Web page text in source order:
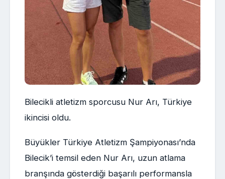
Bilecikli atletizm sporcusu Nur Arı, Türkiye
ikincisi oldu.
Büyükler Türkiye Atletizm Şampiyonası’nda
Bilecik’i temsil eden Nur Arı, uzun atlama
branşında gösterdiği başarılı performansla